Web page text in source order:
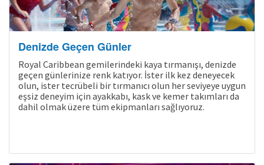
Denizde Geçen Günler
Royal Caribbean gemilerindeki kaya tırmanışı, denizde
geçen günlerinize renk katıyor. İster ilk kez deneyecek
olun, ister tecrübeli bir tırmanıcı olun her seviyeye uygun
eşsiz deneyim için ayakkabı, kask ve kemer takımları da
dahil olmak üzere tüm ekipmanları sağlıyoruz.